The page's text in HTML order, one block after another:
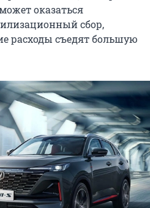
оказаться
сбор,
расходы съедят большую